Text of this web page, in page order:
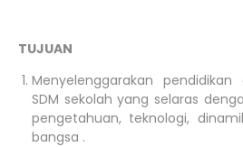
TUJUAN
Menyelenggarakan
SDM sekolah yang selaras
pengetahuan, teknologi,
bangsa .